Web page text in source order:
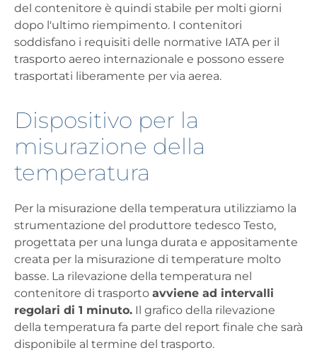
del contenitore è quindi stabile per molti giorni
dopo l'ultimo riempimento. I contenitori
soddisfano i requisiti delle normative IATA per il
trasporto aereo internazionale e possono essere
trasportati liberamente per via aerea.
Dispositivo per la
misurazione della
temperatura
Per la misurazione della temperatura utilizziamo la
strumentazione del produttore tedesco Testo,
progettata per una lunga durata e appositamente
creata per la misurazione di temperature molto
basse. La rilevazione della temperatura nel
contenitore di trasporto avviene ad intervalli
regolari di 1 minuto. Il grafico della rilevazione
della temperatura fa parte del report finale che sarà
disponibile al termine del trasporto.